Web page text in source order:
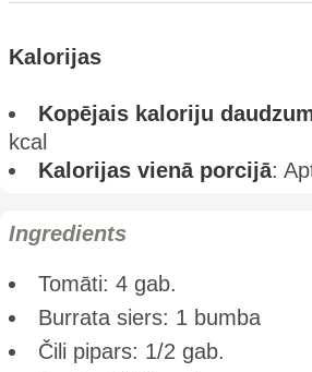
Kalorijas
Kopējais kaloriju
kcal
Kalorijas vienā porcijā:
Ingredients
Tomāti: 4 gab.
Burrata siers: 1 bumba
Čili pipars: 1/2 gab.